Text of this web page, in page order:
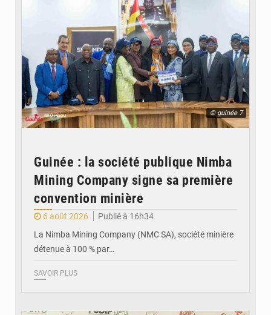
© guinée 7
Guinée : la société publique Nimba
Mining Company signe sa première
convention minière
6 août 2026
Publié à 16h34
La Nimba Mining Company (NMC SA), société minière
détenue à 100 % par…
SAVOIR PLUS